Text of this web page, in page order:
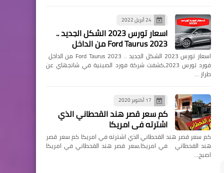
24 أبريل 2022
اسعار تورس 2023 الشكل الجديد ..
Ford Taurus 2023 من الداخل
اسعار تورس 2023 الشكل الجديد .. Ford Taurus 2023 من الداخل
فورد تورس 2023،كشفت شركة فورد الصينية في شانجهاي عن
طراز …
17 أكتوبر 2020
كم سعر قصر هند القحطاني الذي
اشترته في امريكا
كم سعر قصر هند القحطاني الذي اشترته في امريكا كم سعر قصر
هند القحطاني في امريكا,سعر قصر هند القحطاني في امريكا
اصبح…